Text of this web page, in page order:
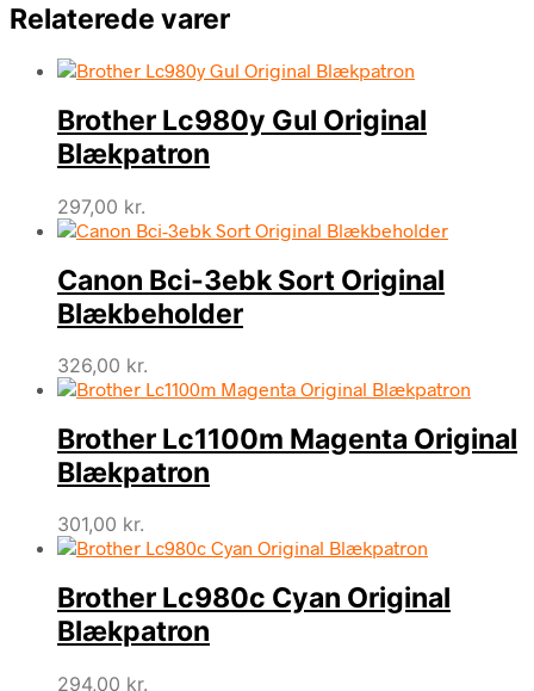
Relaterede varer
Brother Lc980y Gul Original
Blækpatron
297,00 kr.
Canon Bci-3ebk Sort Original
Blækbeholder
326,00 kr.
Brother Lc1100m Magenta Original
Blækpatron
301,00 kr.
Brother Lc980c Cyan Original
Blækpatron
294,00 kr.